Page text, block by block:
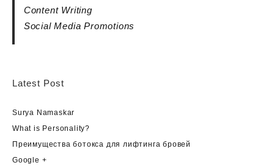
Content Writing
Social Media Promotions
Latest Post
Surya Namaskar
What is Personality?
Преимущества ботокса для лифтинга бровей
Google +